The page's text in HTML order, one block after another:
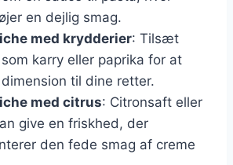
en dejlig smag.
med krydderier: Tilsæt
karry eller paprika for at
til dine retter.
med citrus: Citronsaft eller
give en friskhed, der
den fede smag af creme